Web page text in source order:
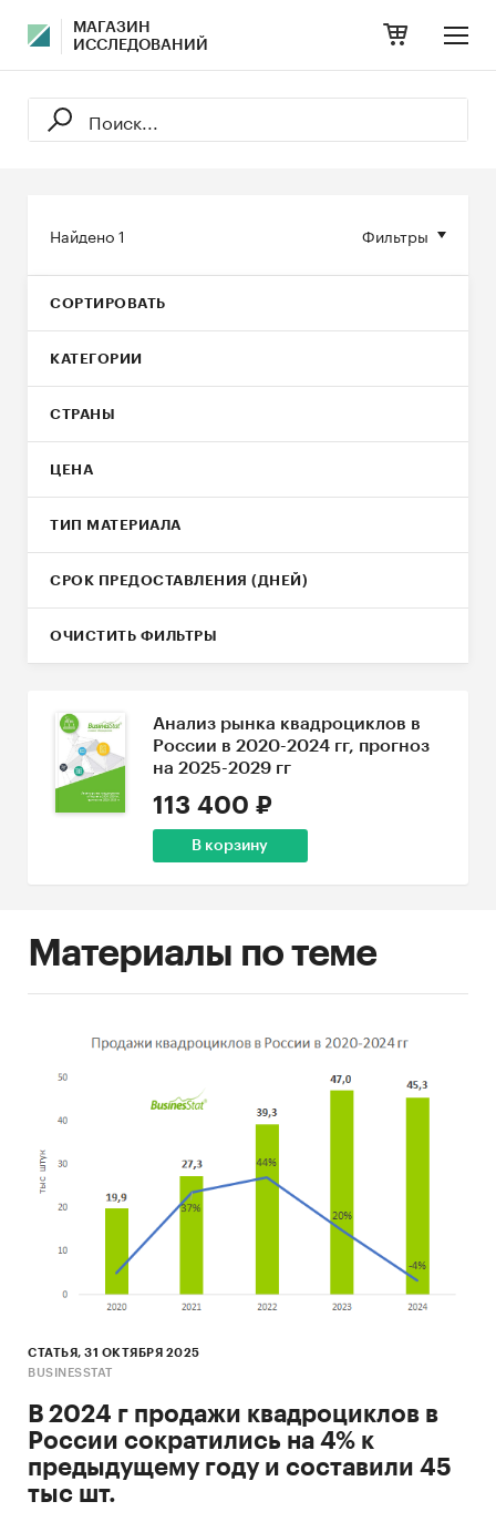
МАГАЗИН
ИССЛЕДОВАНИЙ
Фильтры
Найдено1
СОРТИРОВАТЬ
КАТЕГОРИИ
СТРАНЫ
ЦЕНА
ТИП МАТЕРИАЛА
СРОК ПРЕДОСТАВЛЕНИЯ (ДНЕЙ)
ОЧИСТИТЬ ФИЛЬТРЫ
Анализ рынка квадроциклов в
России в 2020-2024 гг, прогноз
на 2025-2029 гг
113 400 ₽
В корзину
Материалы по теме
СТАТЬЯ, 31 ОКТЯБРЯ 2025
BUSINESSTAT
В 2024 г продажи квадроциклов в
России сократились на 4% к
предыдущему году и составили 45
тыс шт.